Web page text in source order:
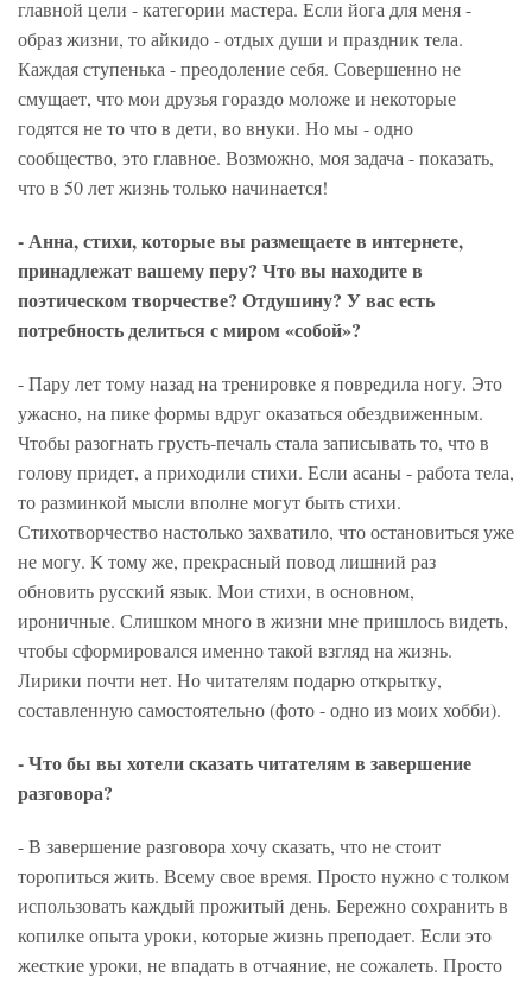
главной цели - категории мастера. Если йога для меня -
образ жизни, то айкидо - отдых души и праздник тела.
Каждая ступенька - преодоление себя. Совершенно не
смущает, что мои друзья гораздо моложе и некоторые
годятся не то что в дети, во внуки. Но мы - одно
сообщество, это главное. Возможно, моя задача - показать,
что в 50 лет жизнь только начинается!
- Анна, стихи, которые вы размещаете в интернете,
принадлежат вашему перу? Что вы находите в
поэтическом творчестве? Отдушину? У вас есть
потребность делиться с миром «собой»?
- Пару лет тому назад на тренировке я повредила ногу. Это
ужасно, на пике формы вдруг оказаться обездвиженным.
Чтобы разогнать грусть-печаль стала записывать то, что в
голову придет, а приходили стихи. Если асаны - работа тела,
то разминкой мысли вполне могут быть стихи.
Стихотворчество настолько захватило, что остановиться уже
не могу. К тому же, прекрасный повод лишний раз
обновить русский язык. Мои стихи, в основном,
ироничные. Слишком много в жизни мне пришлось видеть,
чтобы сформировался именно такой взгляд на жизнь.
Лирики почти нет. Но читателям подарю открытку,
составленную самостоятельно (фото - одно из моих хобби).
- Что бы вы хотели сказать читателям в завершение
разговора?
- В завершение разговора хочу сказать, что не стоит
торопиться жить. Всему свое время. Просто нужно с толком
использовать каждый прожитый день. Бережно сохранить в
копилке опыта уроки, которые жизнь преподает. Если это
жесткие уроки, не впадать в отчаяние, не сожалеть. Просто